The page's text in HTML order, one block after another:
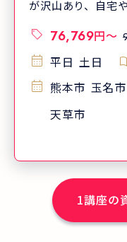
が沢山あり、自宅
やすい ポイント2.
通学日が選びや
数はわずか7日 三
北海道から沖縄
教室で実務者研
域の介護事業所や
講しています。
76,769円〜
平日 土日
熊本市 玉名市
天草市
1講座の